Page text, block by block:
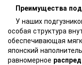
Преимущества
У наших
особая структура
обеспечивающая
японский
равномерное